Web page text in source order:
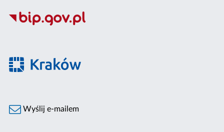
Wyślij e-mailem